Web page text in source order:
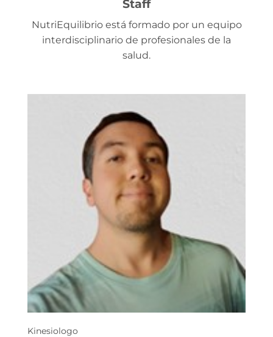
Staff
NutriEquilibrio está formado por un equipo
interdisciplinario de profesionales de la
salud.
Kinesiologo